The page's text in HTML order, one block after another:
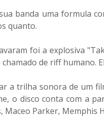
banda uma formula
quanto.
foi a explosiva
de riff humano.
a trilha sonora de um
o disco conta com a
Maceo Parker, Memphis